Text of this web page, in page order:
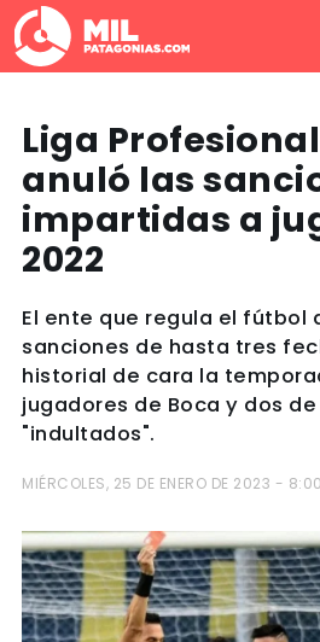
Liga
anuló las
impartidas a
2022
El ente que regula el fútbol
sanciones de hasta tres
historial de cara la
jugadores de Boca y dos
"indultados".
MIÉRCOLES, 25 DE ENERO DE 2023 - 8:00